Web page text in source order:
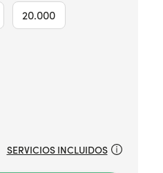
20.000
SERVICIOS INCLUIDOS